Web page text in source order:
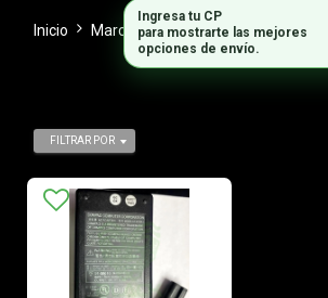
Inicio Marca Compaq Presario
FILTRAR POR
Ingresa tu CP
para mostrarte las mejores
opciones de envío.